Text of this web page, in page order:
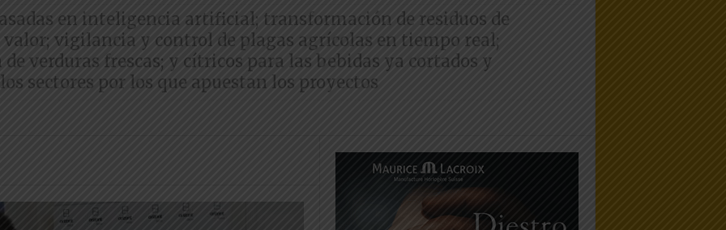
en inteligencia artificial; transformación de residuos de
vigilancia y control de plagas agrícolas en tiempo real;
verduras frescas; y cítricos para las bebidas ya cortados y
sectores por los que apuestan los proyectos